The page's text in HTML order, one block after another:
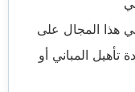
هذا المجال على
المباني أو